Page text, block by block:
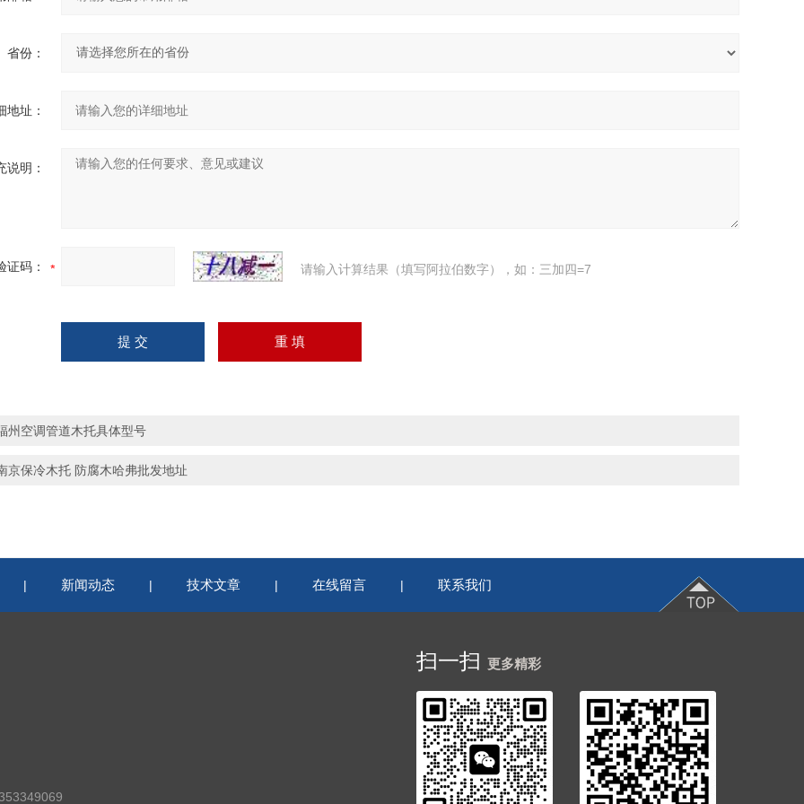
省份：
地址：
说明：
证码： 请输入计算结果（填写阿拉伯数字），如：三加四=7
州空调管道木托具体型号
京保冷木托 防腐木哈弗批发地址
| 新闻动态 | 技术文章 | 在线留言 | 联系我们
扫一扫 更多精彩